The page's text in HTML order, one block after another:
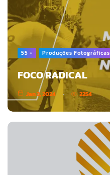
55 + Produções Fotográficas
FOCO RADICAL
Jan 3, 2024 2254